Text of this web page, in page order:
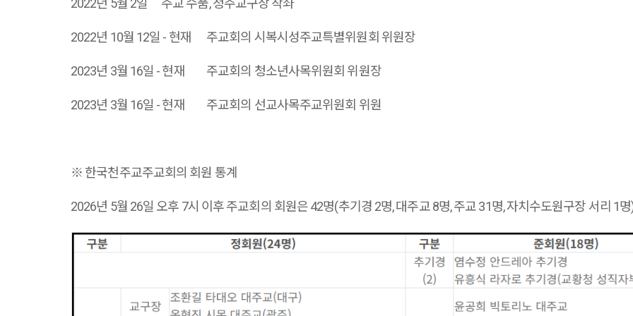
2022년 5월 2일 주교 수품, 청주교구장 착좌
2022년 10월 12일 - 현재 주교회의 시복시성주교특별위원회 위원장
2023년 3월 16일 - 현재 주교회의 청소년사목위원회 위원장
2023년 3월 16일 - 현재 주교회의 선교사목주교위원회 위원
※ 한국천주교주교회의 회원 통계
2026년 5월 26일 오후 7시 이후 주교회의 회원은 42명(추기경 2명, 대주교 8명, 주교 31명, 자치수도원구장 서리 1